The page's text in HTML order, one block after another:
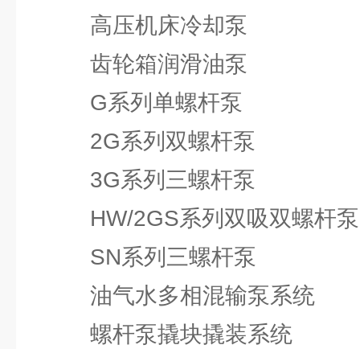
高压机床冷却泵
齿轮箱润滑油泵
G系列单螺杆泵
2G系列双螺杆泵
3G系列三螺杆泵
HW/2GS系列双吸双螺杆泵
SN系列三螺杆泵
油气水多相混输泵系统
螺杆泵撬块撬装系统